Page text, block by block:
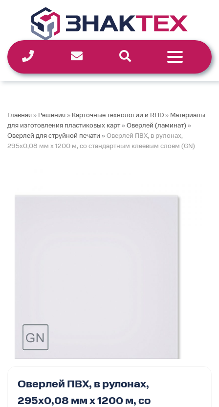
содержимому
Главная » Решения » Карточные технологии и RFID » Материалы
для изготовления пластиковых карт » Оверлей (ламинат) »
Оверлей для струйной печати » Оверлей ПВХ, в рулонах,
295х0,08 мм х 1200 м, со стандартным клеевым слоем (GN)
Оверлей ПВХ, в рулонах,
295х0,08 мм х 1200 м, со